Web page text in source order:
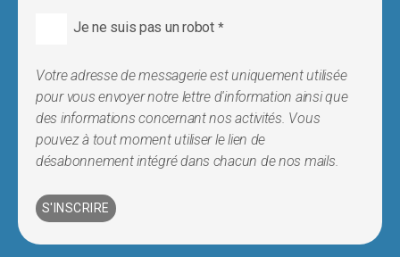
Je ne suis pas un robot *
Votre adresse de messagerie est uniquement utilisée
pour vous envoyer notre lettre d'information ainsi que
des informations concernant nos activités. Vous
pouvez à tout moment utiliser le lien de
désabonnement intégré dans chacun de nos mails.